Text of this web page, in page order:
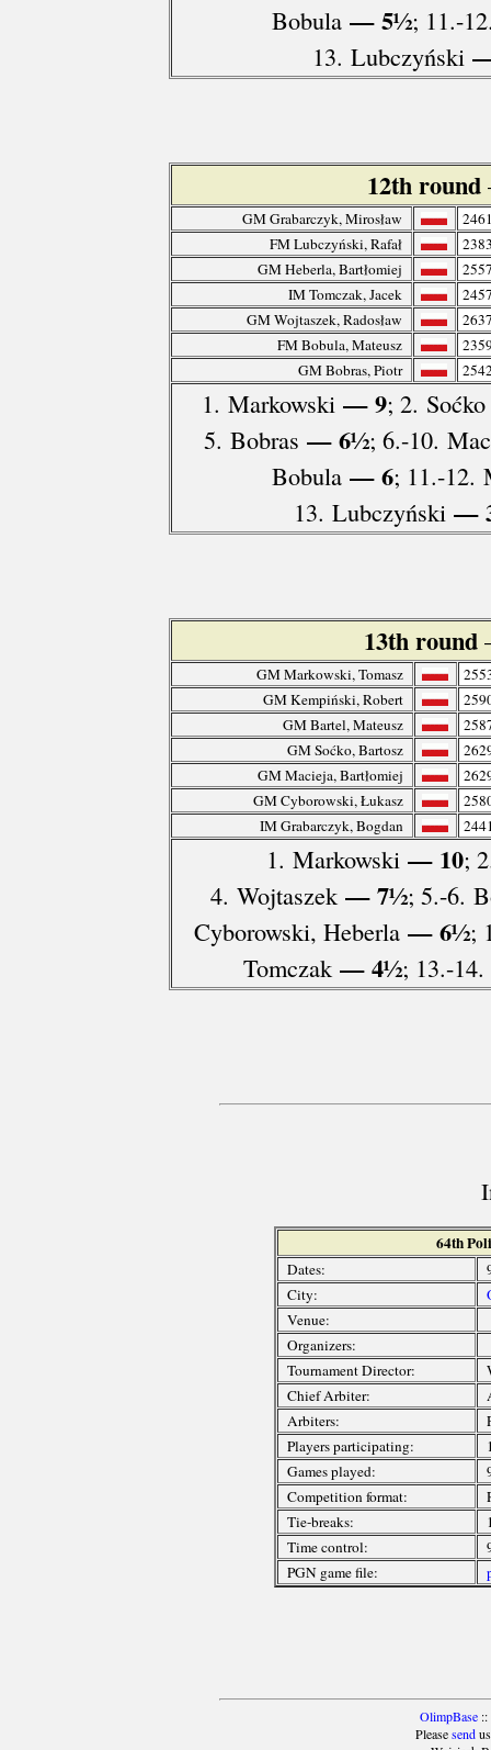
Bobula— 5½; 11.-
13. Lubczyński
12th round
GM Grabarczyk, Mirosław
FM Lubczyński, Rafał
GM Heberla, Bartłomiej
IM Tomczak, Jacek
GM Wojtaszek, Radosław
FM Bobula, Mateusz
GM Bobras, Piotr
1. Markowski — 9; 2. Soćko
5. Bobras — 6½; 6.-10.
Bobula— 6; 11.-12.
13. Lubczyński —
13th round
GM Markowski, Tomasz
GM Kempiński, Robert
GM Bartel, Mateusz
GM Soćko, Bartosz
GM Macieja, Bartłomiej
GM Cyborowski, Łukasz
IM Grabarczyk, Bogdan
1. Markowski— 10;
4. Wojtaszek— 7½; 5.-6.
Cyborowski, Heberla— 6½;
Tomczak— 4½; 13.-
64th
Dates:
City:
Venue:
Organizers:
Tournament Director:
Chief Arbiter:
Arbiters:
Players participating:
Games played:
Competition format:
Tie-breaks:
Time control:
PGN game file:
OlimpBase::
Pleasesendus